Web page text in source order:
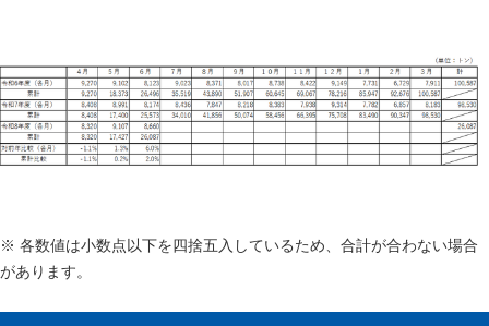
※ 各数値は小数点以下を四捨五入しているため、合計が合わない場合
があります。